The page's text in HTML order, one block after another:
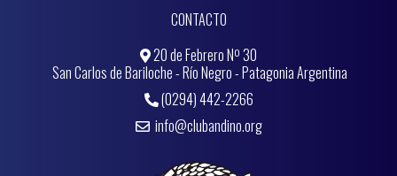
CONTACTO
20 de Febrero Nº 30
San Carlos de Bariloche - Río Negro - Patagonia Argentina
(0294) 442-2266
info@clubandino.org